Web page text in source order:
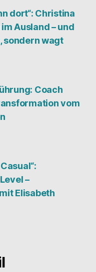
dort“: Christina
Ausland – und
sondern wagt
Coach
vom
–
Elisabeth